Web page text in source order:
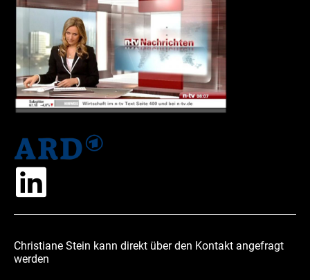
Christiane Stein kann direkt über den Kontakt angefragt
werden